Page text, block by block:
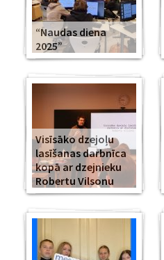
“Naudas diena
2025”
Visīsāko dzejoļu
lasīšanas darbnīca
kopā ar dzejnieku
Robertu Vilsonu